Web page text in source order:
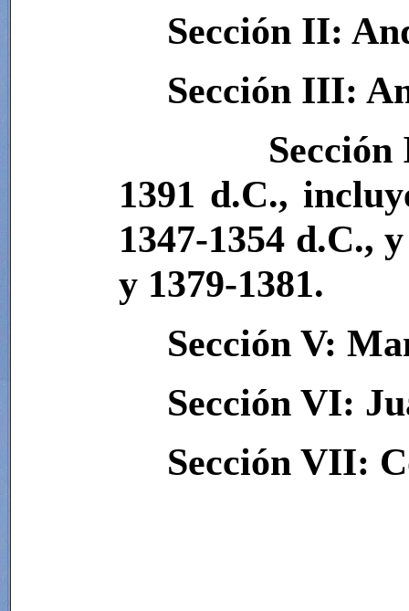
Sección II:
Sección III:
1391 d.C.,
1347-1354 d.C.,
y 1379-1381.
Sección V:
Sección VI:
Sección VII: